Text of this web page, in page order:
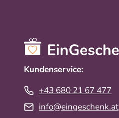
Kundenservice:
+43 680 21 67 477
info@eingeschenk.at